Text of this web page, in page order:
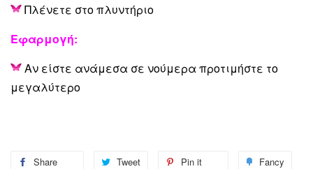
Πλένετε στο πλυντήριο
Εφαρμογή:
Αν είστε ανάμεσα σε νούμερα προτιμήστε το
μεγαλύτερο
Share
Share
Tweet
Tweet
Pin it Fancy